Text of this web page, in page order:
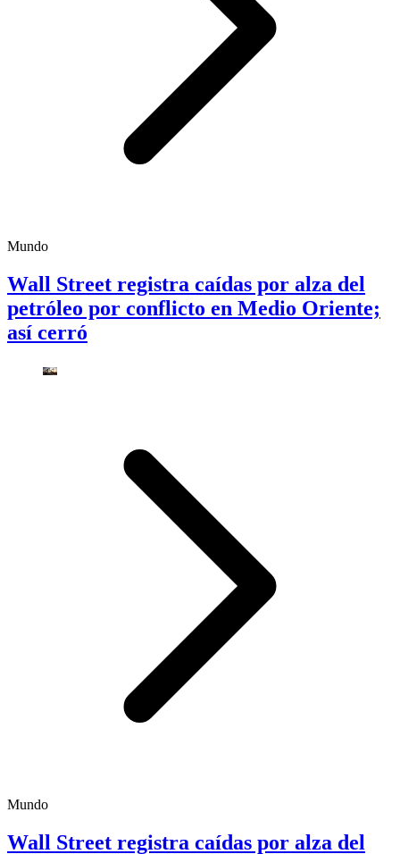
Mundo
Wall Street registra caídas por alza del
petróleo por conflicto en Medio Oriente;
así cerró
Mundo
Wall Street registra caídas por alza del